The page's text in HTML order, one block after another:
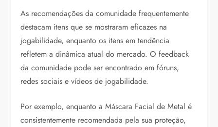
As recomendações da comunidade frequentemente
destacam itens que se mostraram eficazes na
jogabilidade, enquanto os itens em tendência
refletem a dinâmica atual do mercado. O feedback
da comunidade pode ser encontrado em fóruns,
redes sociais e vídeos de jogabilidade.
Por exemplo, enquanto a Máscara Facial de Metal é
consistentemente recomendada pela sua proteção,